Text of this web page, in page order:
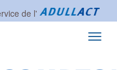
de l'